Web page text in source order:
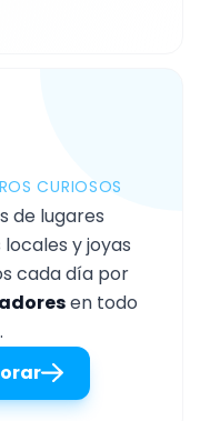
CURIOSOS
de lugares
y joyas
cada día por
en todo